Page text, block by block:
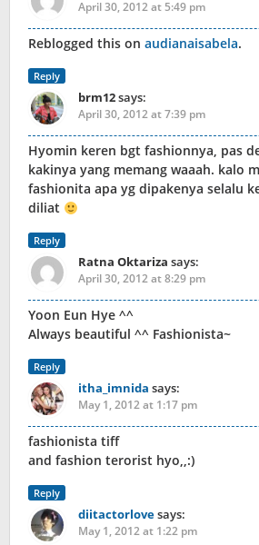
April 30, 2012 at 5:49 pm
Reblogged this on audianaisabela.
Reply
brm12says:
April 30, 2012 at 7:39 pm
Hyomin keren bgt fashionnya, pas
kakinya yang memang waaah. kalo
fashionita apa yg dipakenya selalu
diliat
Reply
Ratna Oktariza says:
April 30, 2012 at 8:29 pm
Yoon Eun Hye ^^
Always beautiful ^^ Fashionista~
Reply
itha_imnida says:
May 1, 2012 at 1:17 pm
fashionista tiff
and fashion terorist hyo,,:)
Reply
diitactorlovesays:
May 1, 2012 at 1:22 pm